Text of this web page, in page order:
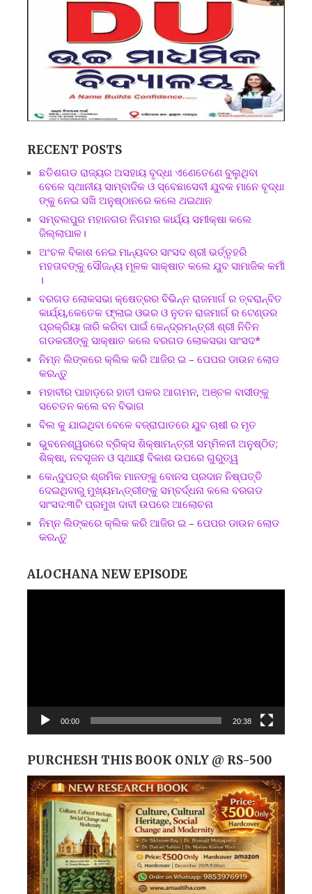
RECENT POSTS
ଛତିଶଗଡ ରାଜ୍ୟର ଅସହାୟ ବୃଦ୍ଧା ଏଣେତେଣେ ବୁଲୁଥିବା
ବେଳେ ସ୍ଥାନୀୟ ସାମ୍ବାଦିକ ଓ ସ୍ବେଛାସେବୀ ଯୁବକ ମାନେ ବୃଦ୍ଧା
ଙ୍କୁ ନେଇ ସଖି ଅନୁଷ୍ଠାନରେ କଲେ ଥଇଥାନ
ସମ୍ବଲପୁର ମହାନଗର ନିଗମର କାର୍ଯ୍ୟ ସମୀକ୍ଷା କଲେ
ଜିଲ୍ଲାପାଳ।
ଅଂଚଳ ବିକାଶ ନେଇ ମାନ୍ୟବର ସାଂସଦ ଶ୍ରୀ ଭର୍ତ୍ତୃହରି
ମହତାବଙ୍କୁ ସୌଜନ୍ୟ ମୂଳକ ସାକ୍ଷାତ କଲେ ଯୁବ ସାମାଜିକ କର୍ମୀ
।
ବରଗଡ ଲୋକସଭା କ୍ଷେତ୍ରର ବିଭିନ୍ନ ରାଜମାର୍ଗ ର ତ୍ବରାନ୍ବିତ
କାର୍ଯ୍ୟ,କେତେକ ଫ୍ଲାଇ ଓଭର ଓ ନୁତନ ରାଜମାର୍ଗ ର ଟେଣ୍ଡର
ପ୍ରକ୍ରିୟା ଜାରି କରିବା ପାଇଁ କେନ୍ଦ୍ରମନ୍ତ୍ରୀ ଶ୍ରୀ ନିତିନ
ଗଡକରୀଙ୍କୁ ସାକ୍ଷାତ କଲେ ବରଗଡ ଲୋକସଭା ସାଂସଦ*
ନିମ୍ନ ଲିଙ୍କରେ କ୍ଲିକ କରି ଆଜିର ଇ – ପେପର ଡାଉନ ଲୋଡ
କରନ୍ତୁ
ମହାବୀର ପାହାଡ଼ରେ ହାତୀ ପଳର ଆଗମନ, ଅଞ୍ଚଳ ବାସୀଙ୍କୁ
ସଚେତନ କଲେ ବନ ବିଭାଗ
ବିଲ କୁ ଯାଇଥିବା ବେଳେ ବଜ୍ରାଘାତରେ ଯୁବ ଚାଷୀ ର ମୃତ
ଭୁବନେଶ୍ୱରରେ ବ୍ରିକ୍ସ ଶିକ୍ଷାମନ୍ତ୍ରୀ ସମ୍ମିଳନୀ ଅନୁଷ୍ଠିତ;
ଶିକ୍ଷା, ନବସୃଜନ ଓ ସ୍ଥାୟୀ ବିକାଶ ଉପରେ ଗୁରୁତ୍ୱ
କେନ୍ଦୁପତ୍ର ଶ୍ରମିକ ମାନଙ୍କୁ ବୋନସ ପ୍ରଦାନ ନିଷ୍ପତ୍ତି
ଦେଇଥିବାରୁ ମୁଖ୍ୟମନ୍ତ୍ରୀଙ୍କୁ ସମ୍ବର୍ଦ୍ଧନା କଲେ ବରଗଡ
ସାଂସଦ:୩ଟି ପ୍ରମୁଖ ଦାବୀ ଉପରେ ଆଲୋଚନା
ନିମ୍ନ ଲିଙ୍କରେ କ୍ଲିକ କରି ଆଜିର ଇ – ପେପର ଡାଉନ ଲୋଡ
କରନ୍ତୁ
ALOCHANA NEW EPISODE
00:00 20:38
PURCHESH THIS BOOK ONLY @ RS-500